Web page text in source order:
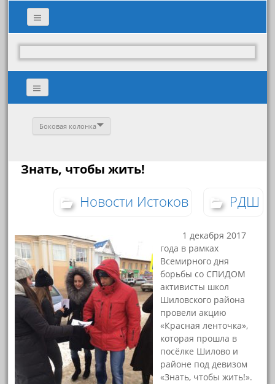
Боковая колонка
Знать, чтобы жить!
Новости Истоков РДШ
1 декабря 2017
года в рамках
Всемирного дня
борьбы со СПИДОМ
активисты школ
Шиловского района
провели акцию
«Красная ленточка»,
которая прошла в
посёлке Шилово и
районе под девизом
«Знать, чтобы жить!».